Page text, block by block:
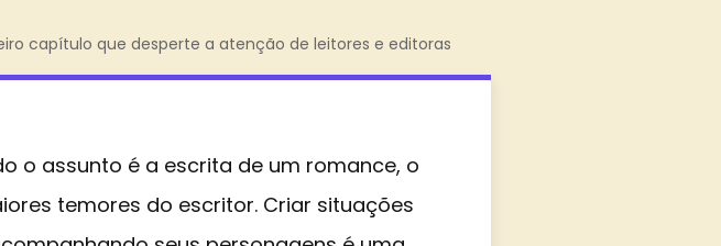
capítulo que desperte a atenção de leitores e editoras
o assunto é a escrita de um romance, o
temores do escritor. Criar situações